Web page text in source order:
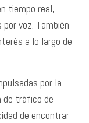
tiempo real,
voz. También
a lo largo de
por la
de tráfico de
de encontrar